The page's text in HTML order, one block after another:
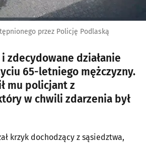
przez Policję Podlaską
zdecydowane działanie
65-letniego mężczyzny.
mu policjant z
w chwili zdarzenia był
krzyk dochodzący z sąsiedztwa,